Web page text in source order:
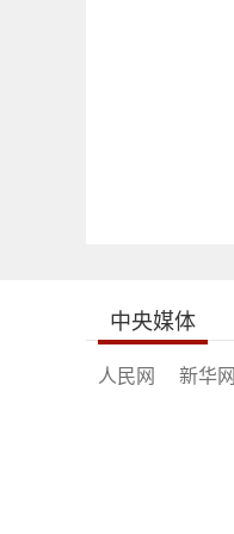
中央媒体
人民网 新华网